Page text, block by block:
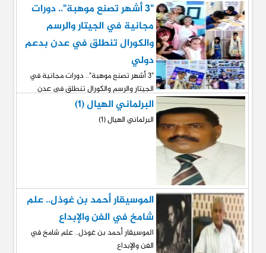
"3 أشهر تصنع موهبة".. دورات
مجانية في الجيتار والرسم
والكورال تنطلق في عدن بدعم
دولي
"3 أشهر تصنع موهبة".. دورات مجانية في
الجيتار والرسم والكورال تنطلق في عدن
بدعم دولي
البرلماني الهيال (1)
البرلماني الهيال (1)
الموسيقار أحمد بن غوذل.. علم
شامخ في الفن والإبداع
الموسيقار أحمد بن غوذل.. علم شامخ في
الفن والإبداع